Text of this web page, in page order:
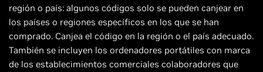
región o país: algunos códigos solo se pueden canjear en
los países o regiones específicos en los que se han
comprado. Canjea el código en la región o el país adecuado.
También se incluyen los ordenadores portátiles con marca
de los establecimientos comerciales colaboradores que